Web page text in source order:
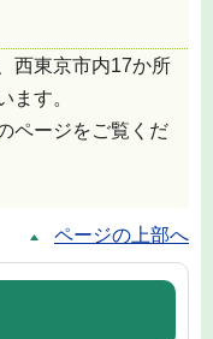
西東京市内17か所
ます。
ページをご覧くだ
ページの上部へ